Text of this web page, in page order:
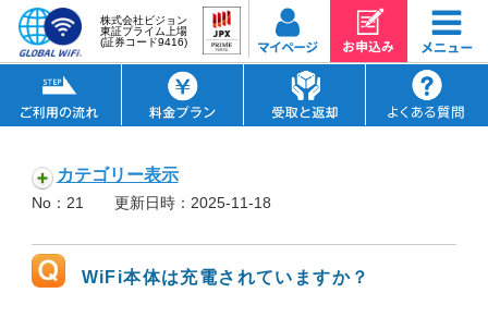
株式会社ビジョン
東証プライム上場
(証券コード9416)
カテゴリー表示
No：21 更新日時：2025-11-18
WiFi本体は充電されていますか？